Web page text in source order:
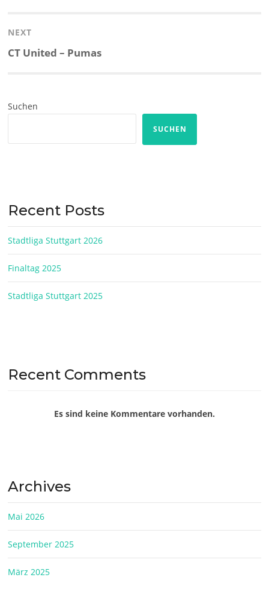
NEXT
Next
CT United – Pumas
Suchen
SUCHEN
Recent Posts
Stadtliga Stuttgart 2026
Finaltag 2025
Stadtliga Stuttgart 2025
Recent Comments
Es sind keine Kommentare vorhanden.
Archives
Mai 2026
September 2025
März 2025